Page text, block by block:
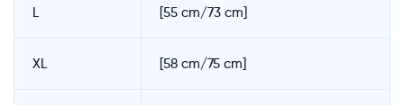
L [55 cm/73 cm]
XL [58 cm/75 cm]